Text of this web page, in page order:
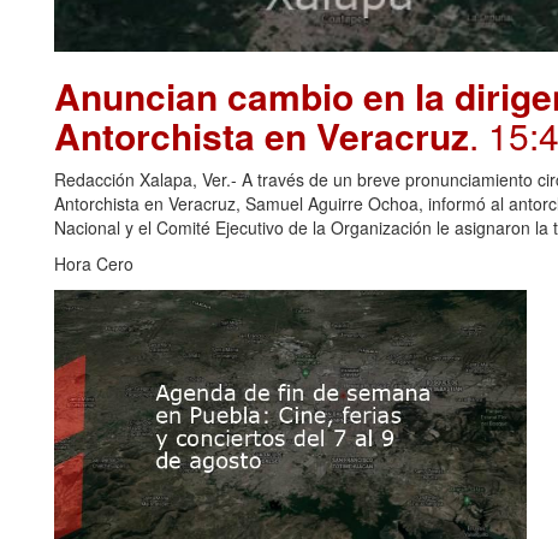
Anuncian cambio en la
Antorchista en Veracruz.
Redacción Xalapa, Ver.- A través de un breve pronunciamiento
Antorchista en Veracruz, Samuel Aguirre Ochoa, informó al
Nacional y el Comité Ejecutivo de la Organización le asignaron
Hora Cero